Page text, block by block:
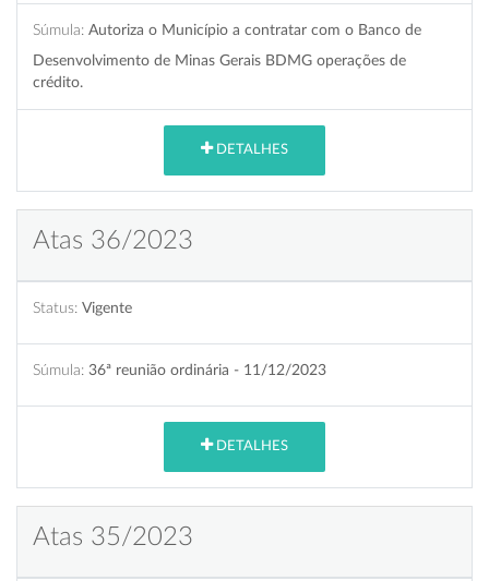
Súmula: Autoriza o Município a contratar com o Banco de
Desenvolvimento de Minas Gerais BDMG operações de
crédito.
DETALHES
Atas 36/2023
Status: Vigente
Súmula: 36ª reunião ordinária - 11/12/2023
DETALHES
Atas 35/2023